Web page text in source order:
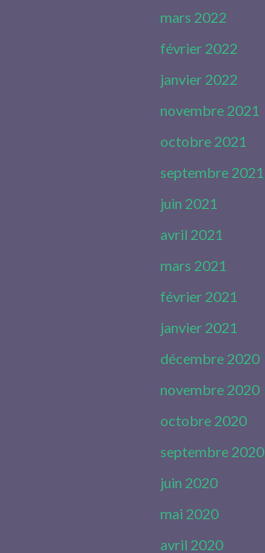
mars 2022
février 2022
janvier 2022
novembre 2021
octobre 2021
septembre 2021
juin 2021
avril 2021
mars 2021
février 2021
janvier 2021
décembre 2020
novembre 2020
octobre 2020
septembre 2020
juin 2020
mai 2020
avril 2020